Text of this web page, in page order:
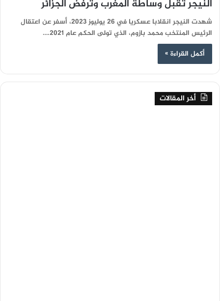
النيجر تقبل وساطة المغرب وترفض الجزائر
شهدت النيجر انقلابا عسكريا في 26 يوليوز 2023، أسفر عن اعتقال
الرئيس المنتخب محمد بازوم، الذي تولى الحكم عام 2021.…
أكمل القراءة »
أخر المقالات